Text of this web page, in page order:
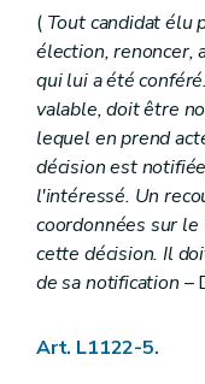
Art.
Art.
Livre III
Titre
Art.
Art.
Art.
Art.
Art.
Art.
Art.
Art.
( Tout candidat élu
élection, renoncer,
qui lui a été
valable, doit être
lequel en prend
décision est
l'intéressé. Un
coordonnées sur
cette décision. Il
de sa notification –
Art. L1122-5.